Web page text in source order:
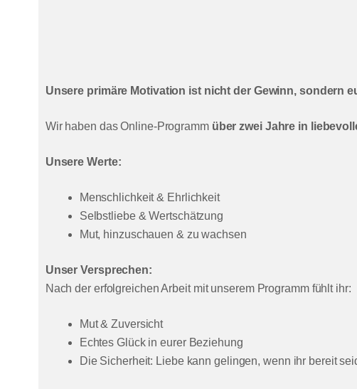
Unsere primäre Motivation ist nicht der Gewinn, sondern
Wir haben das Online-Programm über zwei Jahre in
Unsere Werte:
Menschlichkeit & Ehrlichkeit
Selbstliebe & Wertschätzung
Mut, hinzuschauen & zu wachsen
Unser Versprechen:
Nach der erfolgreichen Arbeit mit unserem Programm fühlt ihr:
Mut & Zuversicht
Echtes Glück in eurer Beziehung
Die Sicherheit: Liebe kann gelingen, wenn ihr bereit